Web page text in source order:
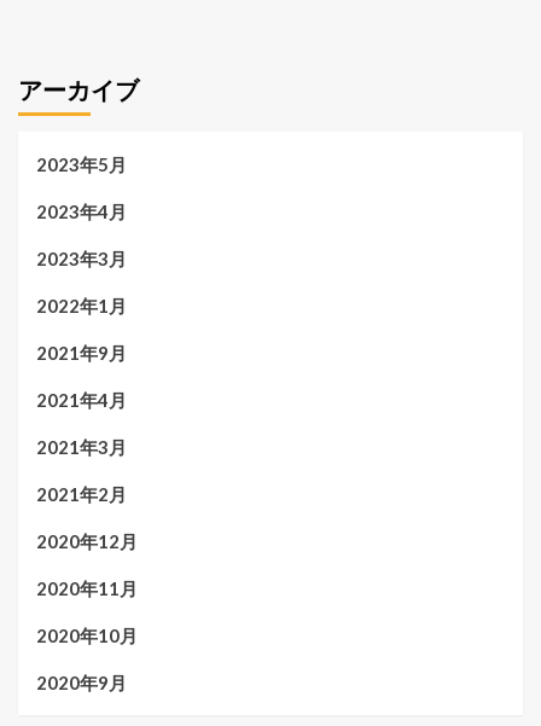
アーカイブ
2023年5月
2023年4月
2023年3月
2022年1月
2021年9月
2021年4月
2021年3月
2021年2月
2020年12月
2020年11月
2020年10月
2020年9月